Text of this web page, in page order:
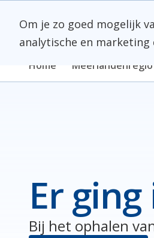
naar Meerlanden Logo
Home Meerlandenregio
Er
Bij het ophalen
Om je zo goed mogelijk
analytische en marketing